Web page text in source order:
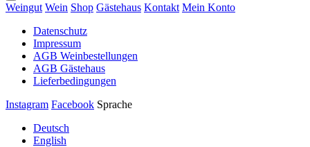
Weingut Wein Shop Gästehaus Kontakt Mein Konto
Datenschutz
Impressum
AGB Weinbestellungen
AGB Gästehaus
Lieferbedingungen
Instagram Facebook Sprache
Deutsch
English